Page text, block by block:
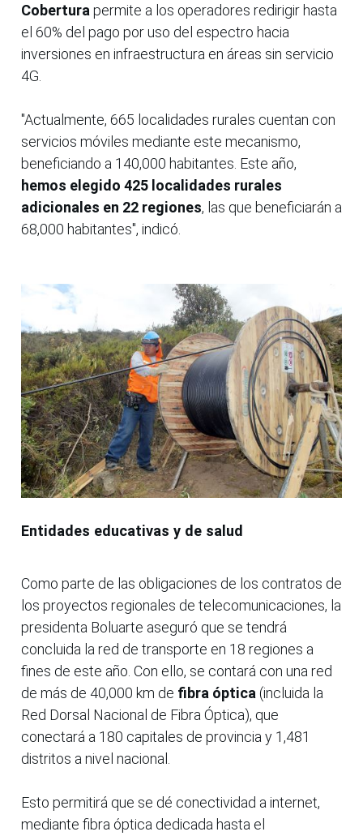
Cobertura permite a los operadores redirigir hasta
el 60% del pago por uso del espectro hacia
inversiones en infraestructura en áreas sin servicio
4G.
"Actualmente, 665 localidades rurales cuentan con
servicios móviles mediante este mecanismo,
beneficiando a 140,000 habitantes. Este año,
hemos elegido 425 localidades rurales
adicionales en 22 regiones, las que beneficiarán a
68,000 habitantes", indicó.
Entidades educativas y de salud
Como parte de las obligaciones de los contratos de
los proyectos regionales de telecomunicaciones, la
presidenta Boluarte aseguró que se tendrá
concluida la red de transporte en 18 regiones a
fines de este año. Con ello, se contará con una red
de más de 40,000 km de fibra óptica (incluida la
Red Dorsal Nacional de Fibra Óptica), que
conectará a 180 capitales de provincia y 1,481
distritos a nivel nacional.
Esto permitirá que se dé conectividad a internet,
mediante fibra óptica dedicada hasta el